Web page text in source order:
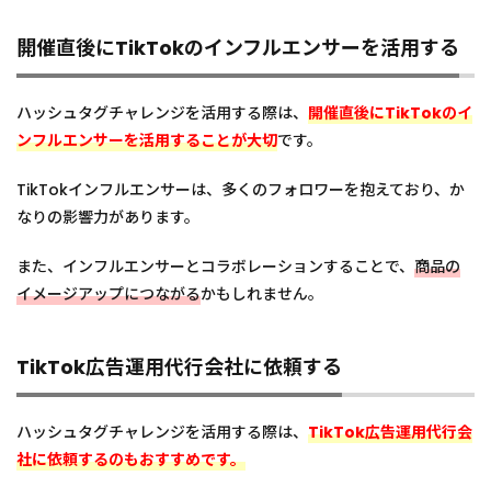
開催直後にTikTokのインフルエンサーを活用する
ハッシュタグチャレンジを活用する際は、 開催直後にTikTokのイ
ンフルエンサーを活用することが大切です。
TikTokインフルエンサーは、多くのフォロワーを抱えており、か
なりの影響力があります。
また、インフルエンサーとコラボレーションすることで、 商品の
イメージアップにつながるかもしれません。
TikTok広告運用代行会社に依頼する
ハッシュタグチャレンジを活用する際は、 TikTok広告運用代行会
社に依頼するのもおすすめです。